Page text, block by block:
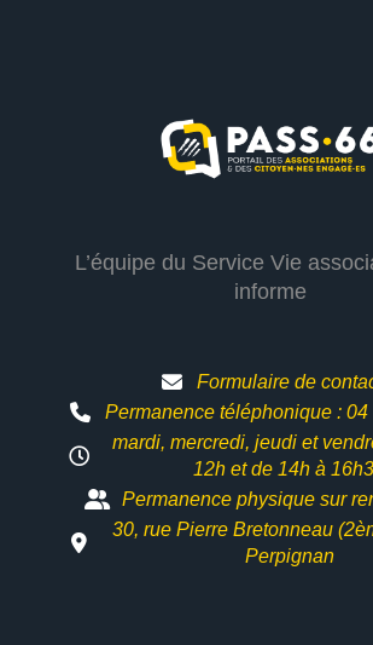
L’équipe du Service Vie
informe
Formulaire de
Permanence téléphonique : 04
mardi, mercredi, jeudi et
12h etde 14h à
Permanence physique sur
30, rue Pierre Bretonneau
Perpignan